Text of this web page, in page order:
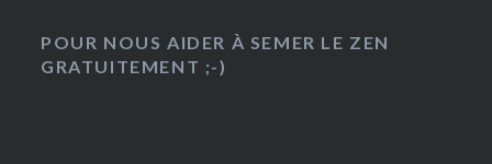
POUR NOUS AIDER À SEMER LE ZEN
GRATUITEMENT ;-)